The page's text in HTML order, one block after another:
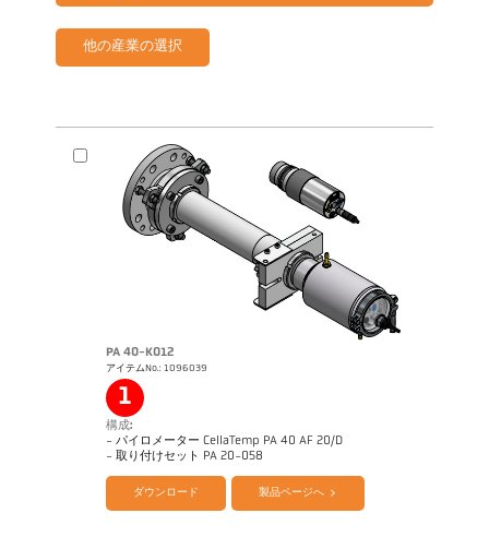
他の産業の選択
PA 40-K012
アイテムNo.: 1096039
1
構成:
- パイロメーター CellaTemp PA 40 AF 20/D
- 取り付けセット PA 20-058
カタログ CellaTemp PA Questionnaire Radiation Pyrometers
ダウンロード 製品ページへ